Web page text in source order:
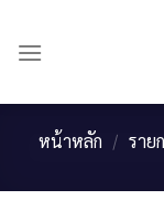
content
หน้าหลัก / ราย